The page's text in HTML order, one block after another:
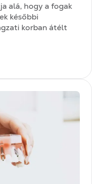
alá, hogy a fogak
későbbi
korban átélt